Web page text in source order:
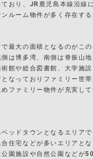
おり、JR鹿児島本線沿線
ルーム物件が多く存在する
最大の面積となるのがこ
側は博多湾、南側は脊振山
館や総合図書館、大学施
なっておりファミリー世
ファミリー物件が充実し
ッドタウンとなるエリア
住宅などが多いエリアと
園施設や自然公園などが